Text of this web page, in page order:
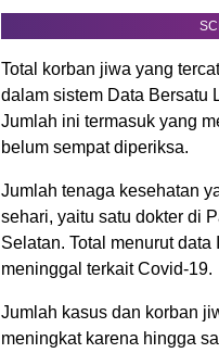
Total korban jiwa yang
dalam sistem Data Bersatu
Jumlah ini termasuk yang
belum sempat diperiksa.
Jumlah tenaga kesehatan
sehari, yaitu satu dokter di
Selatan. Total menurut
meninggal terkait Covid-19.
Jumlah kasus dan korban
meningkat karena hingga